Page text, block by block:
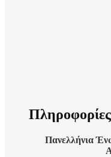
Πληροφορίες
Πανελλήνια